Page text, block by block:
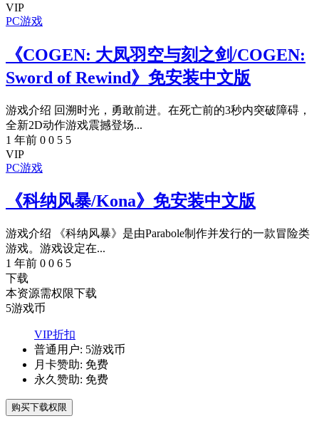
VIP
PC游戏
《COGEN: 大凤羽空与刻之剑/COGEN:
Sword of Rewind》免安装中文版
游戏介绍 回溯时光，勇敢前进。在死亡前的3秒内突破障碍，
全新2D动作游戏震撼登场...
1 年前 0 0 5 5
VIP
PC游戏
《科纳风暴/Kona》免安装中文版
游戏介绍 《科纳风暴》是由Parabole制作并发行的一款冒险类
游戏。游戏设定在...
1 年前 0 0 6 5
下载
本资源需权限下载
5游戏币
VIP折扣
普通用户: 5游戏币
月卡赞助: 免费
永久赞助: 免费
购买下载权限